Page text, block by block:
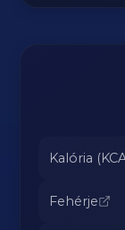
Kalória
Fehérje